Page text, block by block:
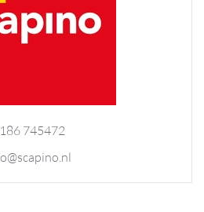
745472